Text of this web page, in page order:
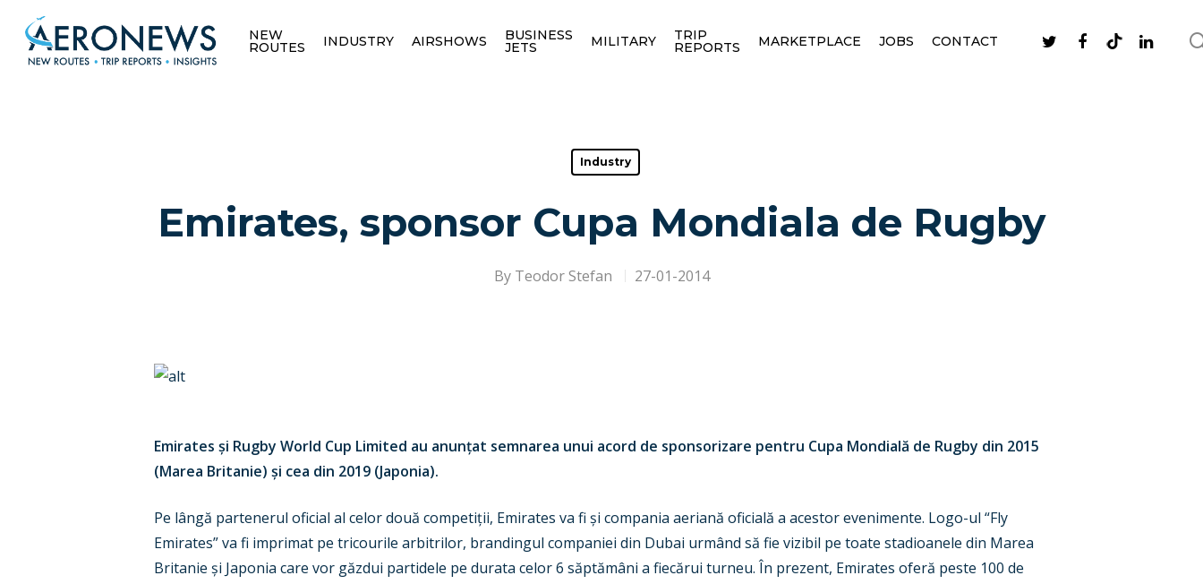
NEW
ROUTES INDUSTRY AIRSHOWS BUSINESS
JETS MILITARY TRIP
REPORTS MARKETPLACE JOBS CONTACT
Industry
Emirates, sponsor Cupa Mondiala de Rugby
By Teodor Stefan 27-01-2014
Emirates și Rugby World Cup Limited au anunțat semnarea unui acord de sponsorizare pentru Cupa Mondială de Rugby din 2015
(Marea Britanie) și cea din 2019 (Japonia).
Pe lângă partenerul oficial al celor două competiții, Emirates va fi și compania aeriană oficială a acestor evenimente. Logo-ul “Fly
Emirates” va fi imprimat pe tricourile arbitrilor, brandingul companiei din Dubai urmând să fie vizibil pe toate stadioanele din Marea
Britanie și Japonia care vor găzdui partidele pe durata celor 6 săptămâni a fiecărui turneu. În prezent, Emirates oferă peste 100 de